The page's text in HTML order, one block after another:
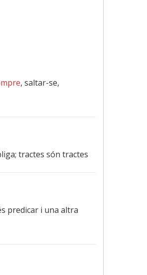
, saltar-se,
tractes són tractes
predicar i una altra